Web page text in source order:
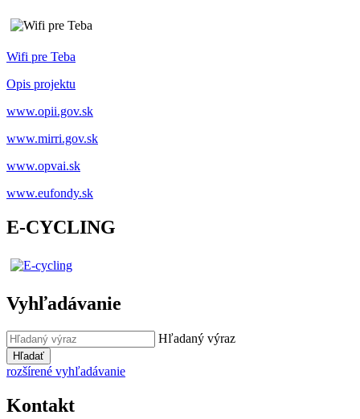
Wifi pre Teba
Opis projektu
www.opii.gov.sk
www.mirri.gov.sk
www.opvai.sk
www.eufondy.sk
E-CYCLING
Vyhľadávanie
Hľadaný výraz
Hľadať
rozšírené vyhľadávanie
Kontakt